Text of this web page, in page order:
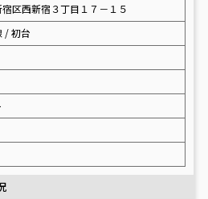
区西新宿３丁目１７－１５
/ 初台